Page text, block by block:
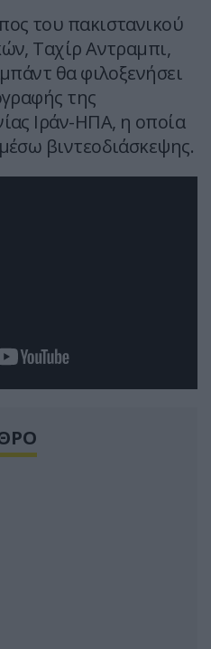
του πακιστανικού
Ταχίρ Αντραμπι,
θα φιλοξενήσει
της
Ιράν-ΗΠΑ, η οποία
βιντεοδιάσκεψης.